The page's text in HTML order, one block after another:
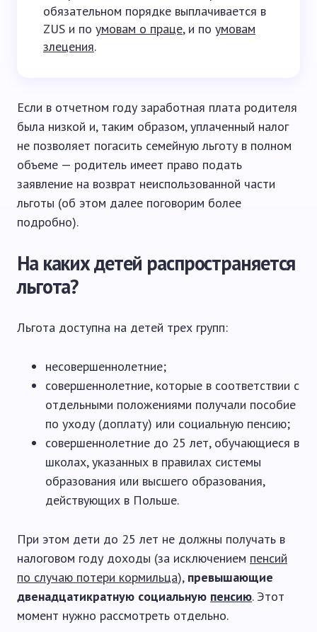
обязательном порядке выплачивается в
ZUS и по умовам о праце, и по умовам
злецения.
Если в отчетном году заработная плата родителя
была низкой и, таким образом, уплаченный налог
не позволяет погасить семейную льготу в полном
объеме — родитель имеет право подать
заявление на возврат неиспользованной части
льготы (об этом далее поговорим более
подробно).
На каких детей распространяется
льгота?
Льгота доступна на детей трех групп:
несовершеннолетние;
совершеннолетние, которые в соответствии с
отдельными положениями получали пособие
по уходу (доплату) или социальную пенсию;
совершеннолетние до 25 лет, обучающиеся в
школах, указанных в правилах системы
образования или высшего образования,
действующих в Польше.
При этом дети до 25 лет не должны получать в
налоговом году доходы (за исключением пенсий
по случаю потери кормильца), превышающие
двенадцатикратную социальную пенсию. Этот
момент нужно рассмотреть отдельно.